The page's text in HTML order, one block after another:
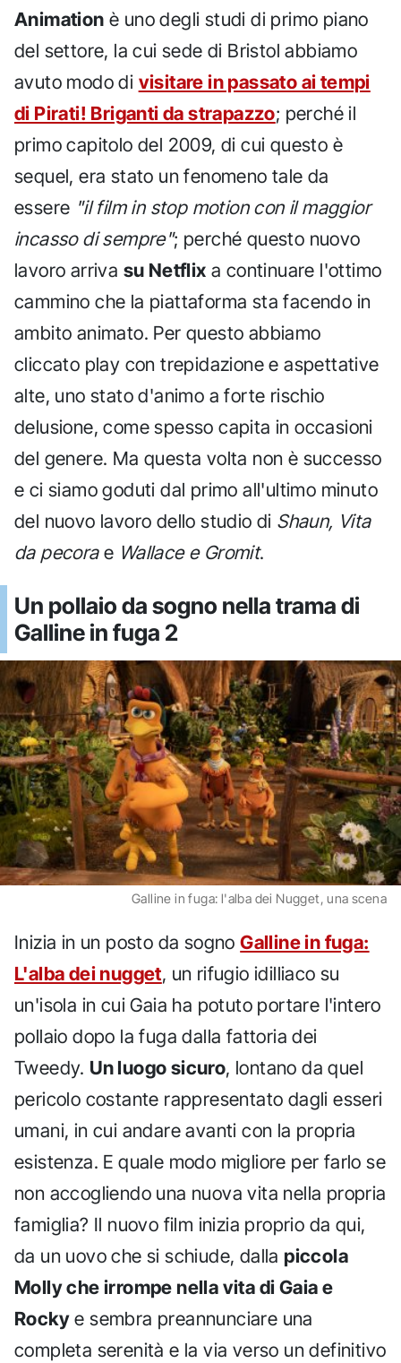
Animation è uno degli studi di primo piano
del settore, la cui sede di Bristol abbiamo
avuto modo di visitare in passato ai tempi
di Pirati! Briganti da strapazzo; perché il
primo capitolo del 2009, di cui questo è
sequel, era stato un fenomeno tale da
essere "il film in stop motion con il maggior
incasso di sempre"; perché questo nuovo
lavoro arriva su Netflix a continuare l'ottimo
cammino che la piattaforma sta facendo in
ambito animato. Per questo abbiamo
cliccato play con trepidazione e aspettative
alte, uno stato d'animo a forte rischio
delusione, come spesso capita in occasioni
del genere. Ma questa volta non è successo
e ci siamo goduti dal primo all'ultimo minuto
del nuovo lavoro dello studio di Shaun, Vita
da pecorae Wallace e Gromit.
Un pollaio da sogno nella trama di
Galline in fuga 2
Galline in fuga: l'alba dei Nugget, una scena
Inizia in un posto da sognoGalline in fuga:
L'alba dei nugget, un rifugio idilliaco su
un'isola in cui Gaia ha potuto portare l'intero
pollaio dopo la fuga dalla fattoria dei
Tweedy. Un luogo sicuro, lontano da quel
pericolo costante rappresentato dagli esseri
umani, in cui andare avanti con la propria
esistenza. E quale modo migliore per farlo se
non accogliendo una nuova vita nella propria
famiglia? Il nuovo film inizia proprio da qui,
da un uovo che si schiude, dalla piccola
Molly che irrompe nella vita di Gaia e
Rocky e sembra preannunciare una
completa serenità e la via verso un definitivo